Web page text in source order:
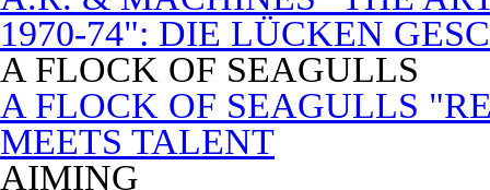
1970-74": DIE LÜCKEN
A FLOCK OF SEAGULLS
A FLOCK OF SEAGULLS
MEETS TALENT
AIMING